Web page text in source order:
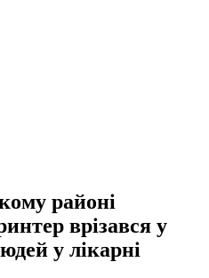
районі
врізався у
у лікарні